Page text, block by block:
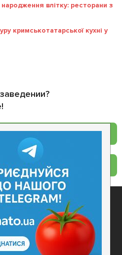
влітку: ресторани з
кримськотатарської кухні у
Store
Play
Рецепт дня
Новости